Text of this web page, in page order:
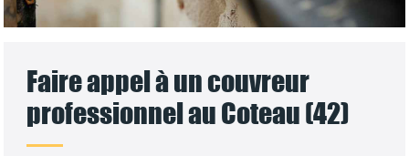
Faire appel à un couvreur
professionnel au Coteau (42)